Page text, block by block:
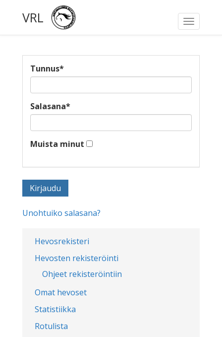
Toggle
VRL
Hevosrekisteri
Hevosten rekisteröinti
Ohjeet rekisteröintiin
Omat hevoset
Statistiikka
Rotulista
Tunnus*
Salasana*
Muista minut
Unohtuiko salasana?